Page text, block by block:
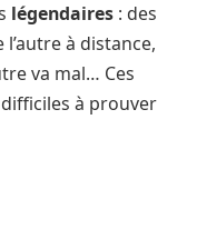
légendaires : des
à distance,
va mal… Ces
à prouver